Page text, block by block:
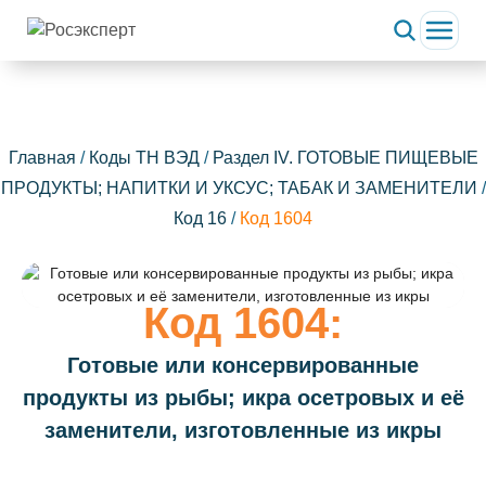
Главная / Коды ТН ВЭД/ Раздел IV. ГОТОВЫЕ ПИЩЕВЫЕ
ПРОДУКТЫ; НАПИТКИ И УКСУС; ТАБАК И ЗАМЕНИТЕЛИ /
Код 16 / Код 1604
Код 1604:
Готовые или консервированные
продукты из рыбы; икра осетровых и её
заменители, изготовленные из икры